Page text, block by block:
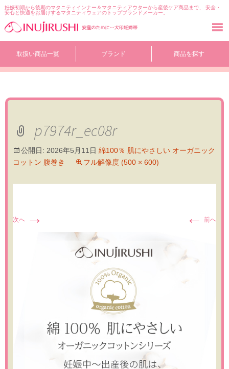
妊娠初期から後期のマタニティインナー＆マタニティアウターから産後ケア商品まで、 安全・
安心と快適をお届けするマタニティウェアのトップブランドメーカー。
テ
取扱い商品一覧 ブランド 商品を探す
p7974r_ec08r
公開日: 2026年5月11日 綿100％ 肌にやさしい オーガニック
コットン 腹巻き
フル解像度 (500 × 600)
← 前へ
次へ →